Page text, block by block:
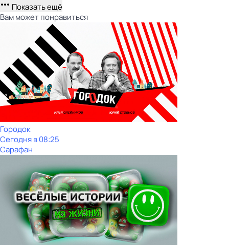
Показать ещё
Вам может понравиться
Городок
Сегодня в 08:25
Сарафан